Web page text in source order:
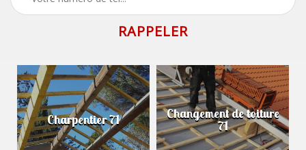
Charpentier 71 Changement de toiture
71